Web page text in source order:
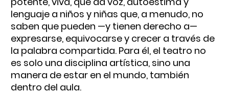
lenguaje a niños y niñas que, a menudo, no
saben que pueden —y tienen derecho a—
expresarse, equivocarse y crecer a través de
la palabra compartida. Para él, el teatro no
es solo una disciplina artística, sino una
manera de estar en el mundo, también
dentro del aula.